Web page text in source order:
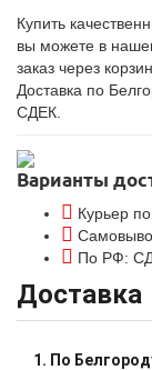
Купить
вы можете в
заказ через
Доставка по
СДЕК.
Варианты
Курьер
По РФ:
Доставка
1. По